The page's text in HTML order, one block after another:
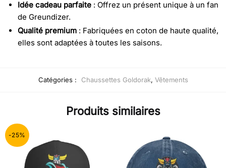
Idée cadeau parfaite : Offrez un présent unique à un fan
de Greundizer.
Qualité premium : Fabriquées en coton de haute qualité,
elles sont adaptées à toutes les saisons.
Catégories : Chaussettes Goldorak, Vêtements
Produits similaires
-25%